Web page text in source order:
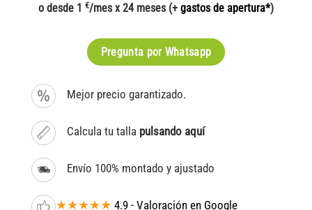
o desde 1 €/mes x 24 meses (+ gastos de apertura*)
Pregunta por Whatsapp
Mejor precio garantizado.
Calcula tu talla pulsando aquí
Envío 100% montado y ajustado
★★★★★ 4.9 - Valoración en Google